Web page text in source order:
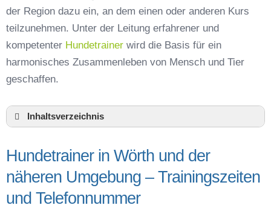
der Region dazu ein, an dem einen oder anderen Kurs
teilzunehmen. Unter der Leitung erfahrener und
kompetenter Hundetrainer wird die Basis für ein
harmonisches Zusammenleben von Mensch und Tier
geschaffen.
Inhaltsverzeichnis
Hundetrainer in Wörth und der näheren
Telefonnummer
Das macht einen guten Hundetrainer aus
Hundetrainer in Wörth und der
näheren Umgebung – Trainingszeiten
und Telefonnummer